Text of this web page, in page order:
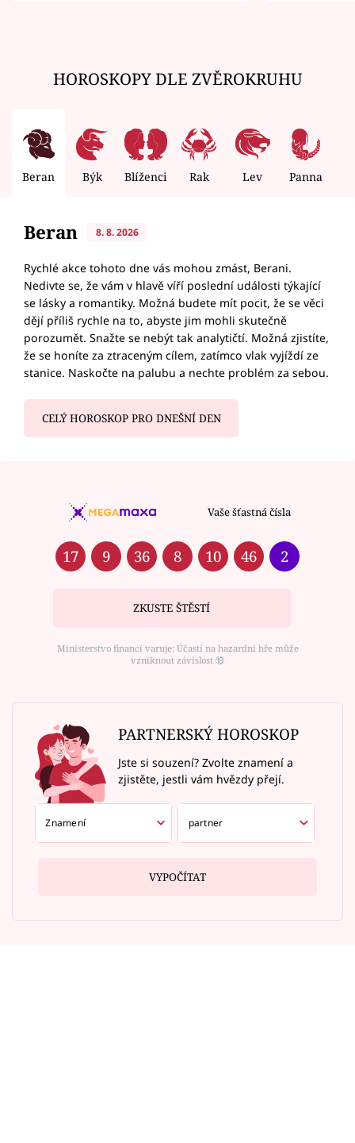
HOROSKOPY DLE ZVĚROKRUHU
Beran Býk Blíženci Rak Lev Panna
Beran 8. 8. 2026
Rychlé akce tohoto dne vás mohou zmást, Berani.
Nedivte se, že vám v hlavě víří poslední události týkající
se lásky a romantiky. Možná budete mít pocit, že se věci
dějí příliš rychle na to, abyste jim mohli skutečně
porozumět. Snažte se nebýt tak analytičtí. Možná zjistíte,
že se honíte za ztraceným cílem, zatímco vlak vyjíždí ze
stanice. Naskočte na palubu a nechte problém za sebou.
CELÝ HOROSKOP PRO DNEŠNÍ DEN
Vaše šťastná čísla
17 9 36 8 10 46 2
ZKUSTE ŠTĚSTÍ
Ministerstvo financí varuje: Účastí na hazardní hře může
vzniknout závislost ⑱
PARTNERSKÝ HOROSKOP
Jste si souzení? Zvolte znamení a
zjistěte, jestli vám hvězdy přejí.
VYPOČÍTAT